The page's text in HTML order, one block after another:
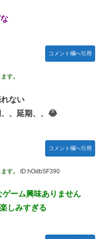
コメント欄へ引用
す。
ない
、延期、、😂
コメント欄へ引用
す。 ID:hOdbSF390
ーム興味ありません
しみすぎる